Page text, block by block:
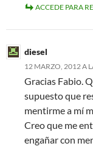
ACCEDE PARA
diesel
12 MARZO, 2012 A
Gracias Fabio.
supuesto que
mentirme a mí
Creo que me
engañar con